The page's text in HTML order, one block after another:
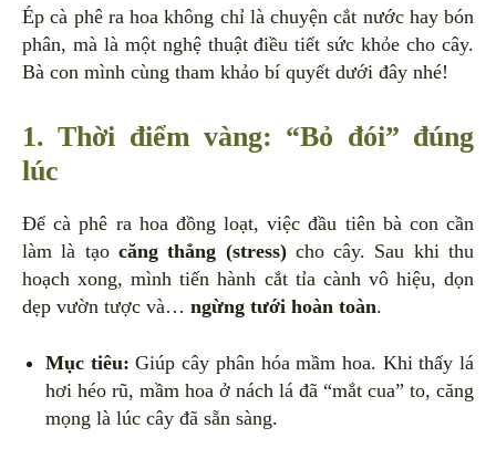
Ép cà phê ra hoa không chỉ là chuyện cắt nước hay bón
phân, mà là một nghệ thuật điều tiết sức khỏe cho cây.
Bà con mình cùng tham khảo bí quyết dưới đây nhé!
1. Thời điểm vàng: “Bỏ đói” đúng
lúc
Để cà phê ra hoa đồng loạt, việc đầu tiên bà con cần
làm là tạo căng thẳng (stress)cho cây. Sau khi thu
hoạch xong, mình tiến hành cắt tỉa cành vô hiệu, dọn
dẹp vườn tược và… ngừng tưới hoàn toàn.
Mục tiêu: Giúp cây phân hóa mầm hoa. Khi thấy lá
hơi héo rũ, mầm hoa ở nách lá đã “mắt cua” to, căng
mọng là lúc cây đã sẵn sàng.